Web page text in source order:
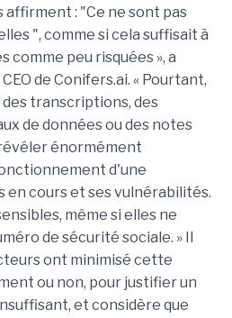
: "Ce ne sont pas
", comme si cela suffisait à
comme peu risquées », a
de Conifers.ai. « Pourtant,
transcriptions, des
de données ou des notes
énormément
d'une
cours et ses vulnérabilités.
même si elles ne
de sécurité sociale. » Il
ont minimisé cette
ou non, pour justifier un
et considère que